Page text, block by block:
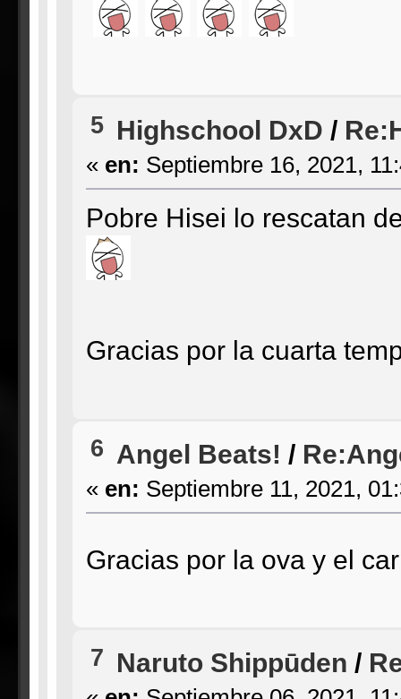
5 Highschool DxD /
« en: Septiembre 16, 2021,
Pobre Hisei lo rescatan
Gracias por la cuarta
6 Angel Beats! /
« en: Septiembre 11, 2021,
Gracias por la ova y el
7 Naruto Shippūden /